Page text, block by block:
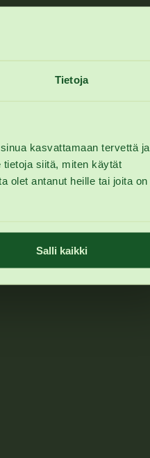
Tietoja
kasvattamaan tervettä ja
siitä, miten käytät
olet antanut heille tai joita on
Salli kaikki